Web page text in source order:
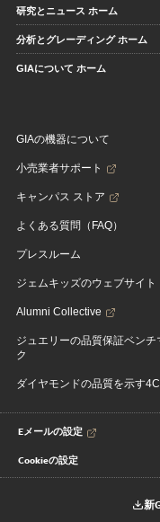
研究とニュース ホーム
分析とグレーディング ホーム
GIAについて ホーム
GIAの機器について
小売業者サポート
キャンパス ストア
よくある質問（FAQ）
プレスルーム
ジェムキッズのウェブサイト
Alumni Collective
ジュエリーの品質保証ベンチ
ク
ダイヤモンドの品質を示す4C
Eメールの設定
Cookieの設定
新